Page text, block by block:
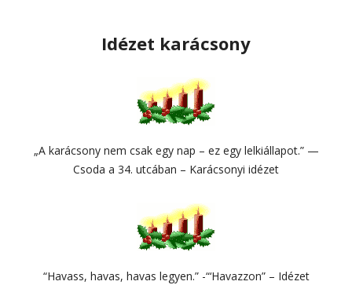
Idézet karácsony
„A karácsony nem csak egy nap – ez egy lelkiállapot.” —
Csoda a 34. utcában – Karácsonyi idézet
“Havass, havas, havas legyen.” -“‘Havazzon” – Idézet